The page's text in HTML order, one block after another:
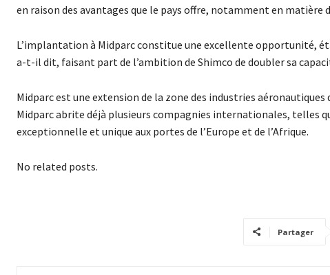
en raison des avantages que le pays offre, notamment en matière
L’implantation à Midparc constitue une excellente opportunité,
a-t-il dit, faisant part de l’ambition de Shimco de doubler sa
Midparc est une extension de la zone des industries
Midparc abrite déjà plusieurs compagnies internationales, telles
exceptionnelle et unique aux portes de l’Europe et de l’Afrique.
No related posts.
Partager